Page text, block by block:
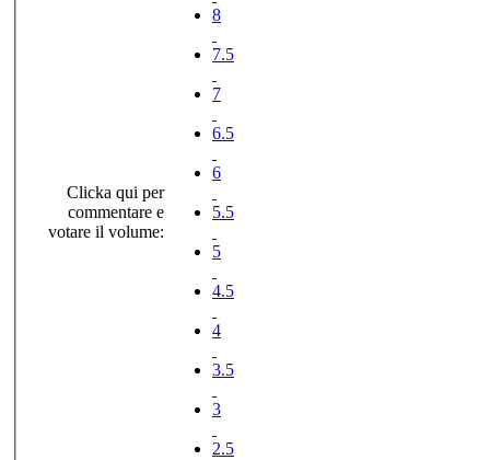
Clicka qui per
commentare e
votare il volume:
8
7.5
7
6.5
6
5.5
5
4.5
4
3.5
3
2.5